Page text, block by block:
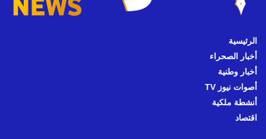
الرئيسية
أخبار الصحراء
أخبار وطنية
أصوات نيوز TV
أنشطة ملكية
اقتصاد